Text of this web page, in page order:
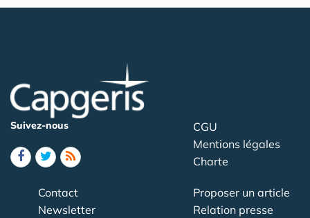
Suivez-nous
CGU
Mentions légales
Charte
Contact
Newsletter
Proposer un article
Relation presse